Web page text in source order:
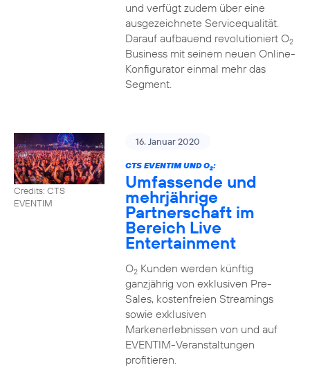
und verfügt zudem über eine
ausgezeichnete Servicequalität.
Darauf aufbauend revolutioniert O2
Business mit seinem neuen Online-
Konfigurator einmal mehr das
Segment.
Credits: CTS
EVENTIM
16. Januar 2020
CTS EVENTIM UND O2:
Umfassende und
mehrjährige
Partnerschaft im
Bereich Live
Entertainment
O2Kunden werden künftig
ganzjährig von exklusiven Pre-
Sales, kostenfreien Streamings
sowie exklusiven
Markenerlebnissen von und auf
EVENTIM-Veranstaltungen
profitieren.